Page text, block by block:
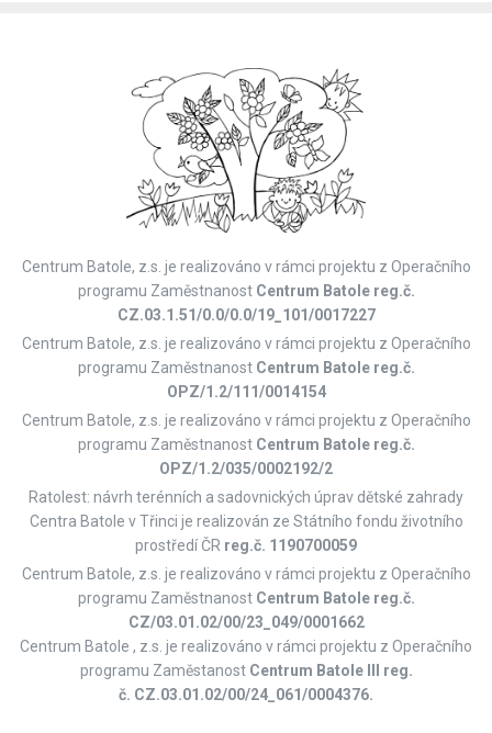
Centrum Batole, z.s. je realizováno v rámci projektu z Operačního
programu Zaměstnanost Centrum Batole reg.č.
CZ.03.1.51/0.0/0.0/19_101/0017227
Centrum Batole, z.s. je realizováno v rámci projektu z Operačního
programu Zaměstnanost Centrum Batole reg.č.
OPZ/1.2/111/0014154
Centrum Batole, z.s. je realizováno v rámci projektu z Operačního
programu Zaměstnanost Centrum Batole reg.č.
OPZ/1.2/035/0002192/2
Ratolest: návrh terénních a sadovnických úprav dětské zahrady
Centra Batole v Třinci je realizován ze Státního fondu životního
prostředí ČR reg.č. 1190700059
Centrum Batole, z.s. je realizováno v rámci projektu z Operačního
programu Zaměstnanost Centrum Batole reg.č.
CZ/03.01.02/00/23_049/0001662
Centrum Batole , z.s. je realizováno v rámci projektu z Operačního
programu Zaměstanost Centrum Batole III reg.
č. CZ.03.01.02/00/24_061/0004376.